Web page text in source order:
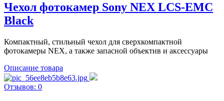
Чехол фотокамер Sony NEX LCS-EMC
Black
Компактный, стильный чехол для сверхкомпактной
фотокамеры NEX, а также запасной объектив и аксессуары
Описание товара
Отзывов: 0